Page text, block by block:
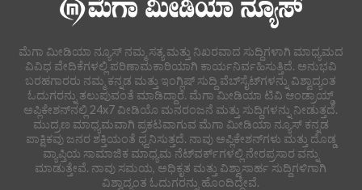
ಮೆಗಾ ಮೀಡಿಯಾ ನ್ಯೂಸ್ ನಮ್ಮ ಸತ್ಯ ಮತ್ತು ನಿಖರವಾದ ಸುದ್ದಿಗಳಾಗಿ ಮಾಧ್ಯಮದ
ವಿವಿಧ ವೇದಿಕೆಗಳಲ್ಲಿ ಪರಿಣಾಮಕಾರಿಯಾಗಿ ಕಾರ್ಯನಿರ್ವಹಿಸುತ್ತಿದೆ. ಅನುಭವಿ
ಬರಹಗಾರರು ನಮ್ಮ ಕನ್ನಡ ಮತ್ತು ಇಂಗ್ಲಿಷ್ ಸುದ್ದಿ ವೆಬ್‌ಸೈಟ್‌ಗಳನ್ನು ವಿಶ್ವಾದ್ಯಂತ
ಓದುಗರನ್ನು ತಲುಪುವಂತೆ ಮಾಡಿದ್ದಾರೆ. ಮೆಗಾ ಮೀಡಿಯಾ ಟಿವಿ ಆಂಡ್ರಾಯ್ಡ್
ಅಪ್ಲಿಕೇಶನ್‌ನಲ್ಲಿ 24x7 ವೀಡಿಯೊ ಮನರಂಜನೆ ಮತ್ತು ಸುದ್ದಿಗಳನ್ನು ನೀಡುತ್ತದೆ.
ಮುದ್ರಣ ಮಾಧ್ಯಮವಾಗಿ ಪ್ರಕಟವಾಗುವ ಮೆಗಾ ಮೀಡಿಯಾ ನ್ಯೂಸ್ ಕನ್ನಡ
ಪಾಕ್ಷಿಕವು ಜನರ ಶಕ್ತಿಯಂತೆ ಧ್ವನಿಸುತ್ತದೆ. ನಾವು ಅಪ್ಲಿಕೇಶನ್‌ಗಳು ಮತ್ತು ದೊಡ್ಡ
ವ್ಯಾಪ್ತಿಯ ಸಾಮಾಜಿಕ ಮಾಧ್ಯಮ ನೆಟ್‌ವರ್ಕ್‌ಗಳಲ್ಲಿ ನೇರಪ್ರಸಾರ ವನ್ನು
ಮಾಡುತ್ತೇವೆ. ನಾವು ಸಮಯ, ಅಧಿಕೃತ ಮತ್ತು ವಿಶ್ವಾಸಾರ್ಹ ಸುದ್ದಿಗಳಿಗಾಗಿ
ವಿಶ್ವಾದ್ಯಂತ ಓದುಗರನ್ನು ಹೊಂದಿದ್ದೇವೆ.